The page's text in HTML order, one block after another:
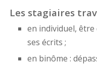
Les stagiaires
en individuel,
ses écrits ;
en binôme :